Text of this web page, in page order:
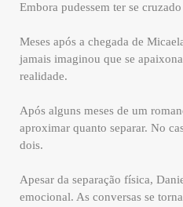
Embora pudessem ter se
Meses após a chegada de
jamais imaginou que se
realidade.
Após alguns meses de um
aproximar quanto separar. No
dois.
Apesar da separação física,
emocional. As conversas se